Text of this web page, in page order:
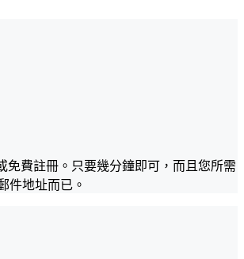
免費註冊。只要幾分鐘即可，而且您所需
件地址而已。